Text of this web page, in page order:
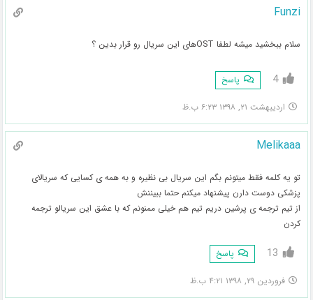
Funzi
سلام ببخشید میشه لطفا OSTهای این سریال رو قرار بدین ؟
4 پاسخ
اردیبهشت ۲۱, ۱۳۹۸ ۶:۲۳ ب.ظ
Melikaaa
تو یه کلمه فقط میتونم بگم این سریال بی نظیره و به همه ی کسایی که سریالای
پزشکی دوست دارن پیشنهاد میکنم حتما ببیننش
از تیم ترجمه ی پرشین دریم تیم هم خیلی ممنونم که با عشق این سریالو ترجمه
کردن
13 پاسخ
فروردین ۲۹, ۱۳۹۸ ۴:۲۱ ب.ظ